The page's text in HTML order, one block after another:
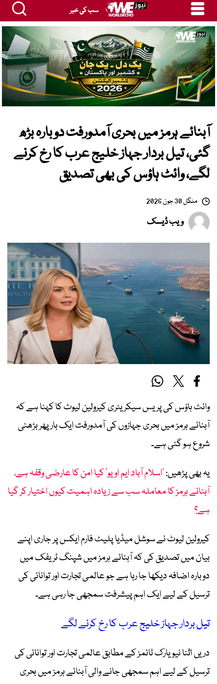
سب کی خبر
آبنائے ہرمز میں بحری آمدورفت دوبارہ بڑھ
گئی، تیل بردار جہاز خلیج عرب کا رخ کرنے
لگے، وائٹ ہاؤس کی بھی تصدیق
منگل 30 جون 2026
ویب ڈیسک
وائٹ ہاؤس کی پریس سیکریٹری کیرولین لیوٹ کا کہنا ہے کہ
آبنائے ہرمز میں بحری جہازوں کی آمدورفت ایک بار پھر بڑھنی
شروع ہو گئی ہے۔
یہ بھی پڑھیں:’اسلام آباد ایم او یو‘ کیا امن کا عارضی وقفہ ہے،
آبنائے ہرمز کا معاملہ سب سے زیادہ اہمیت کیوں اختیار کر گیا
ہے؟
کیرولین لیوٹ نے سوشل میڈیا پلیٹ فارم ایکس پر جاری اپنے
بیان میں تصدیق کی کہ آبنائے ہرمز میں شپنگ ٹریفک میں
دوبارہ اضافہ دیکھا جا رہا ہے جو عالمی تجارت اور توانائی کی
ترسیل کے لیے ایک اہم پیشرفت سمجھی جا رہی ہے۔
تیل بردار جہاز خلیج عرب کا رخ کرنے لگے
دریں اثنا نیویارک ٹائمز کے مطابق عالمی تجارت اور توانائی کی
ترسیل کے لیے اہم سمجھی جانے والی آبنائے ہرمز میں بحری